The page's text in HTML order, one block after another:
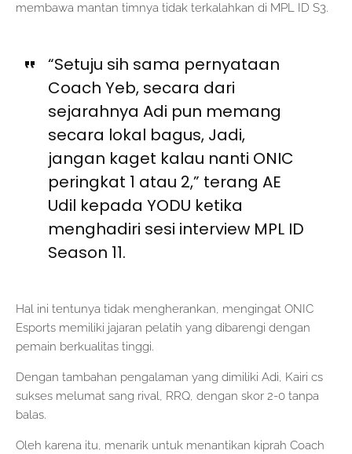
membawa mantan timnya tidak terkalahkan di MPL ID S3.
“Setuju sih sama pernyataan
Coach Yeb, secara dari
sejarahnya Adi pun memang
secara lokal bagus, Jadi,
jangan kaget kalau nanti ONIC
peringkat 1 atau 2,” terang AE
Udil kepada YODU ketika
menghadiri sesi interview MPL ID
Season 11.
Hal ini tentunya tidak mengherankan, mengingat ONIC
Esports memiliki jajaran pelatih yang dibarengi dengan
pemain berkualitas tinggi.
Dengan tambahan pengalaman yang dimiliki Adi, Kairi cs
sukses melumat sang rival, RRQ, dengan skor 2-0 tanpa
balas.
Oleh karena itu, menarik untuk menantikan kiprah Coach